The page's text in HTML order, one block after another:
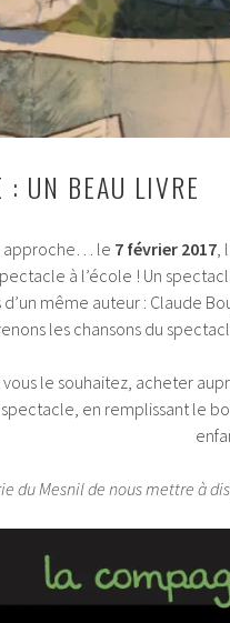
: UN BEAU LIVRE
approche… le 7 février 2017,
à l’école ! Un
même auteur : Claude
les chansons du
vous le souhaitez, acheter
en remplissant le
du Mesnil de nous mettre à